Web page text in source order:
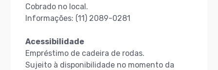
Cobrado no local.
Informações: (11) 2089-0281
Acessibilidade
Empréstimo de cadeira de rodas.
Sujeito à disponibilidade no momento da